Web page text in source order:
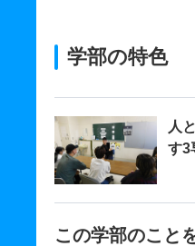
学部の特色
人
す3
この学部のこと